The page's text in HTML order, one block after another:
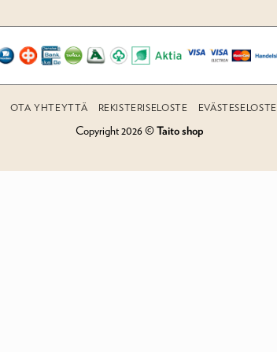
OTA YHTEYTTÄ REKISTERISELOSTE EVÄSTESELOSTE
Copyright 2026 ©Taito shop